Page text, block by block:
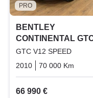
PRO
BENTLEY
CONTINENTAL
GTC V12 SPEED
2010
70 000 Km
66 990 €